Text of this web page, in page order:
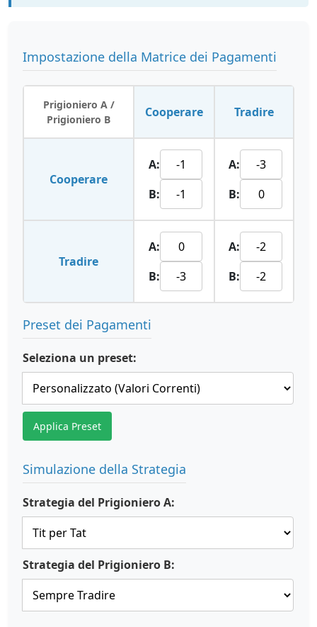
Impostazione della Matrice dei Pagamenti
Prigioniero A /
Prigioniero B
Cooperare Tradire
Cooperare
A:
B:
A:
B:
Tradire
A:
B:
A:
B:
Preset dei Pagamenti
Seleziona un preset:
Applica Preset
Simulazione della Strategia
Strategia del Prigioniero A:
Strategia del Prigioniero B: